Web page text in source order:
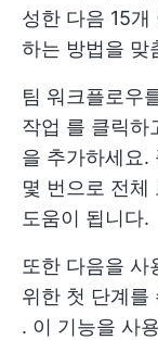
성한 다음 15
하는 방법을 맞
팀 워크플로우
작업 를 클릭하
을 추가하세요.
몇 번으로 전체
도움이 됩니다.
또한 다음을 사
위한 첫 단계를
. 이 기능을 사